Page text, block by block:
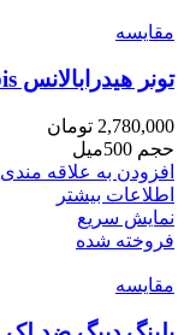
مقايسه
تونر هیدرابالانس apis
2,780,000 تومان
حجم 500میل
افزودن به علاقه مندی
اطلاعات بیشتر
نمایش سریع
فروخته شده
مقايسه